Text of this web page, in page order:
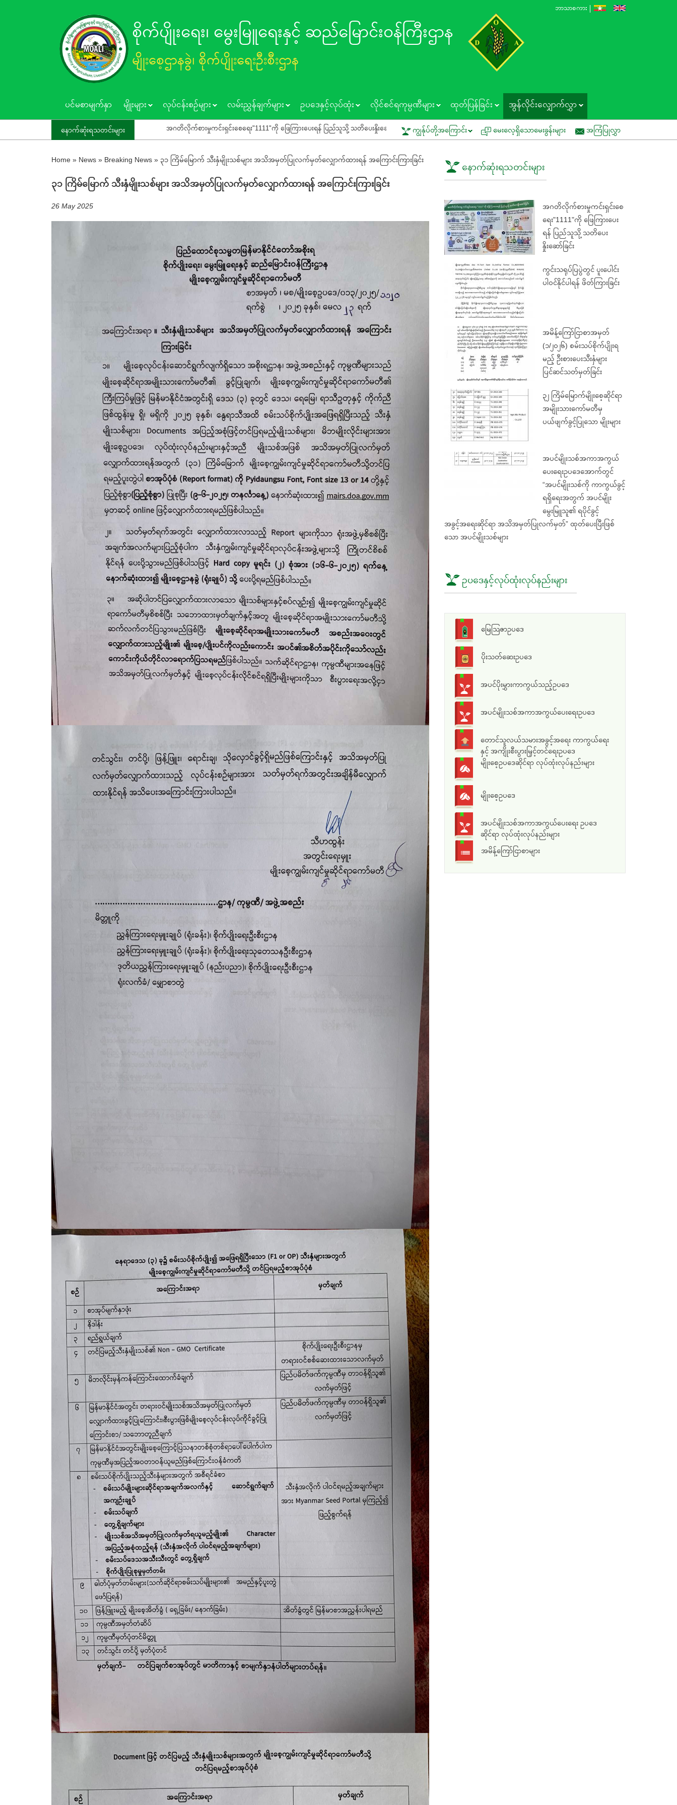
ဘာသာစကား
စိုက်ပျိုးရေး၊ မွေးမြူရေးနှင့် ဆည်မြောင်း၀န်ကြီးဌာန
မျိုးစေ့ဌာနခွဲ၊ စိုက်ပျိုးရေးဦးစီးဌာန
ပင်မစာမျက်နှာ မျိုးများ လုပ်ငန်းစဥ်များ လမ်းညွှန်ချက်များ ဥပဒေနှင့်လုပ်ထုံး လိုင်စင်ရကုမ္ပဏီများ ထုတ်ပြန်ခြင်း အွန်လိုင်းလျှောက်လွှာ
နောက်ဆုံးရသတင်းများ
အဂတိလိုက်စားမှုကင်းရှင်းစေရေး"1111"ကို ဖြေကြားပေးရန် ပြည်သူသို့ သတိပေးနှိုးဆော်ခြင်း ကွင်းသရုပ်ပြပွဲတွင် ပူးပေါင်းပါဝင်နိုင်ပါရန် ဖိတ်ကြားခြင်း အမိန့်ကြော်ငြာစာအမှတ် (၁/၂၀၂၆) စမ်းသပ်စိုက်ပျိုးရမည့် ဦးစ
ကျွန်ုပ်တို့အကြောင်း မေးလေ့ရှိသောမေးခွန်းများ အကြံပြုလွှာ
Home » News » Breaking News » ၃၁ ကြိမ်မြောက် သီးနှံမျိုးသစ်များ အသိအမှတ်ပြုလက်မှတ်လျှောက်ထားရန် အကြောင်းကြားခြင်း
၃၁ ကြိမ်မြောက် သီးနှံမျိုးသစ်များ အသိအမှတ်ပြုလက်မှတ်လျှောက်ထားရန် အကြောင်းကြားခြင်း
26 May 2025
နောက်ဆုံးရသတင်းများ
အဂတိလိုက်စားမှုကင်းရှင်းစေ
ရေး"1111"ကို ဖြေကြားပေး
ရန် ပြည်သူသို့ သတိပေး
နှိုးဆော်ခြင်း
ကွင်းသရုပ်ပြပွဲတွင် ပူးပေါင်း
ပါဝင်နိုင်ပါရန် ဖိတ်ကြားခြင်း
အမိန့်ကြော်ငြာစာအမှတ်
(၁/၂၀၂၆) စမ်းသပ်စိုက်ပျိုးရ
မည့် ဦးစားပေးသီးနှံများ
ပြင်ဆင်သတ်မှတ်ခြင်း
၃၂ ကြိမ်မြောက်မျိုးစေ့ဆိုင်ရာ
အမျိုးသားကော်မတီမှ
ပယ်ဖျက်ခွင့်ပြုသော မျိုးများ
အပင်မျိုးသစ်အကာအကွယ်
ပေးရေးဥပဒေအောက်တွင်
“အပင်မျိုးသစ်ကို ကာကွယ်ခွင့်
ရရှိရေးအတွက် အပင်မျိုး
မွေးမြူသူ၏ ရပိုင်ခွင့်
အခွင့်အရေးဆိုင်ရာ အသိအမှတ်ပြုလက်မှတ်” ထုတ်ပေးပြီးဖြစ်
သော အပင်မျိုးသစ်များ
ဥပဒေနှင့်လုပ်ထုံးလုပ်နည်းများ
မြေသြဇာဥပဒေ
ပိုးသတ်ဆေးဥပဒေ
အပင်ပိုးမွှားကာကွယ်သည့်ဥပဒေ
အပင်မျိုးသစ်အကာအကွယ်ပေးရေးဥပဒေ
တောင်သူလယ်သမားအခွင့်အရေး ကာကွယ်ရေး
နှင့် အကျိုးစီးပွားမြှင့်တင်ရေးဥပဒေ
မျိုးစေ့ဥပဒေဆိုင်ရာ လုပ်ထုံးလုပ်နည်းများ
မျိုးစေ့ဥပဒေ
အပင်မျိုးသစ်အကာအကွယ်ပေးရေး ဥပဒေ
ဆိုင်ရာ လုပ်ထုံးလုပ်နည်းများ
အမိန့်ကြော်ငြာစာများ